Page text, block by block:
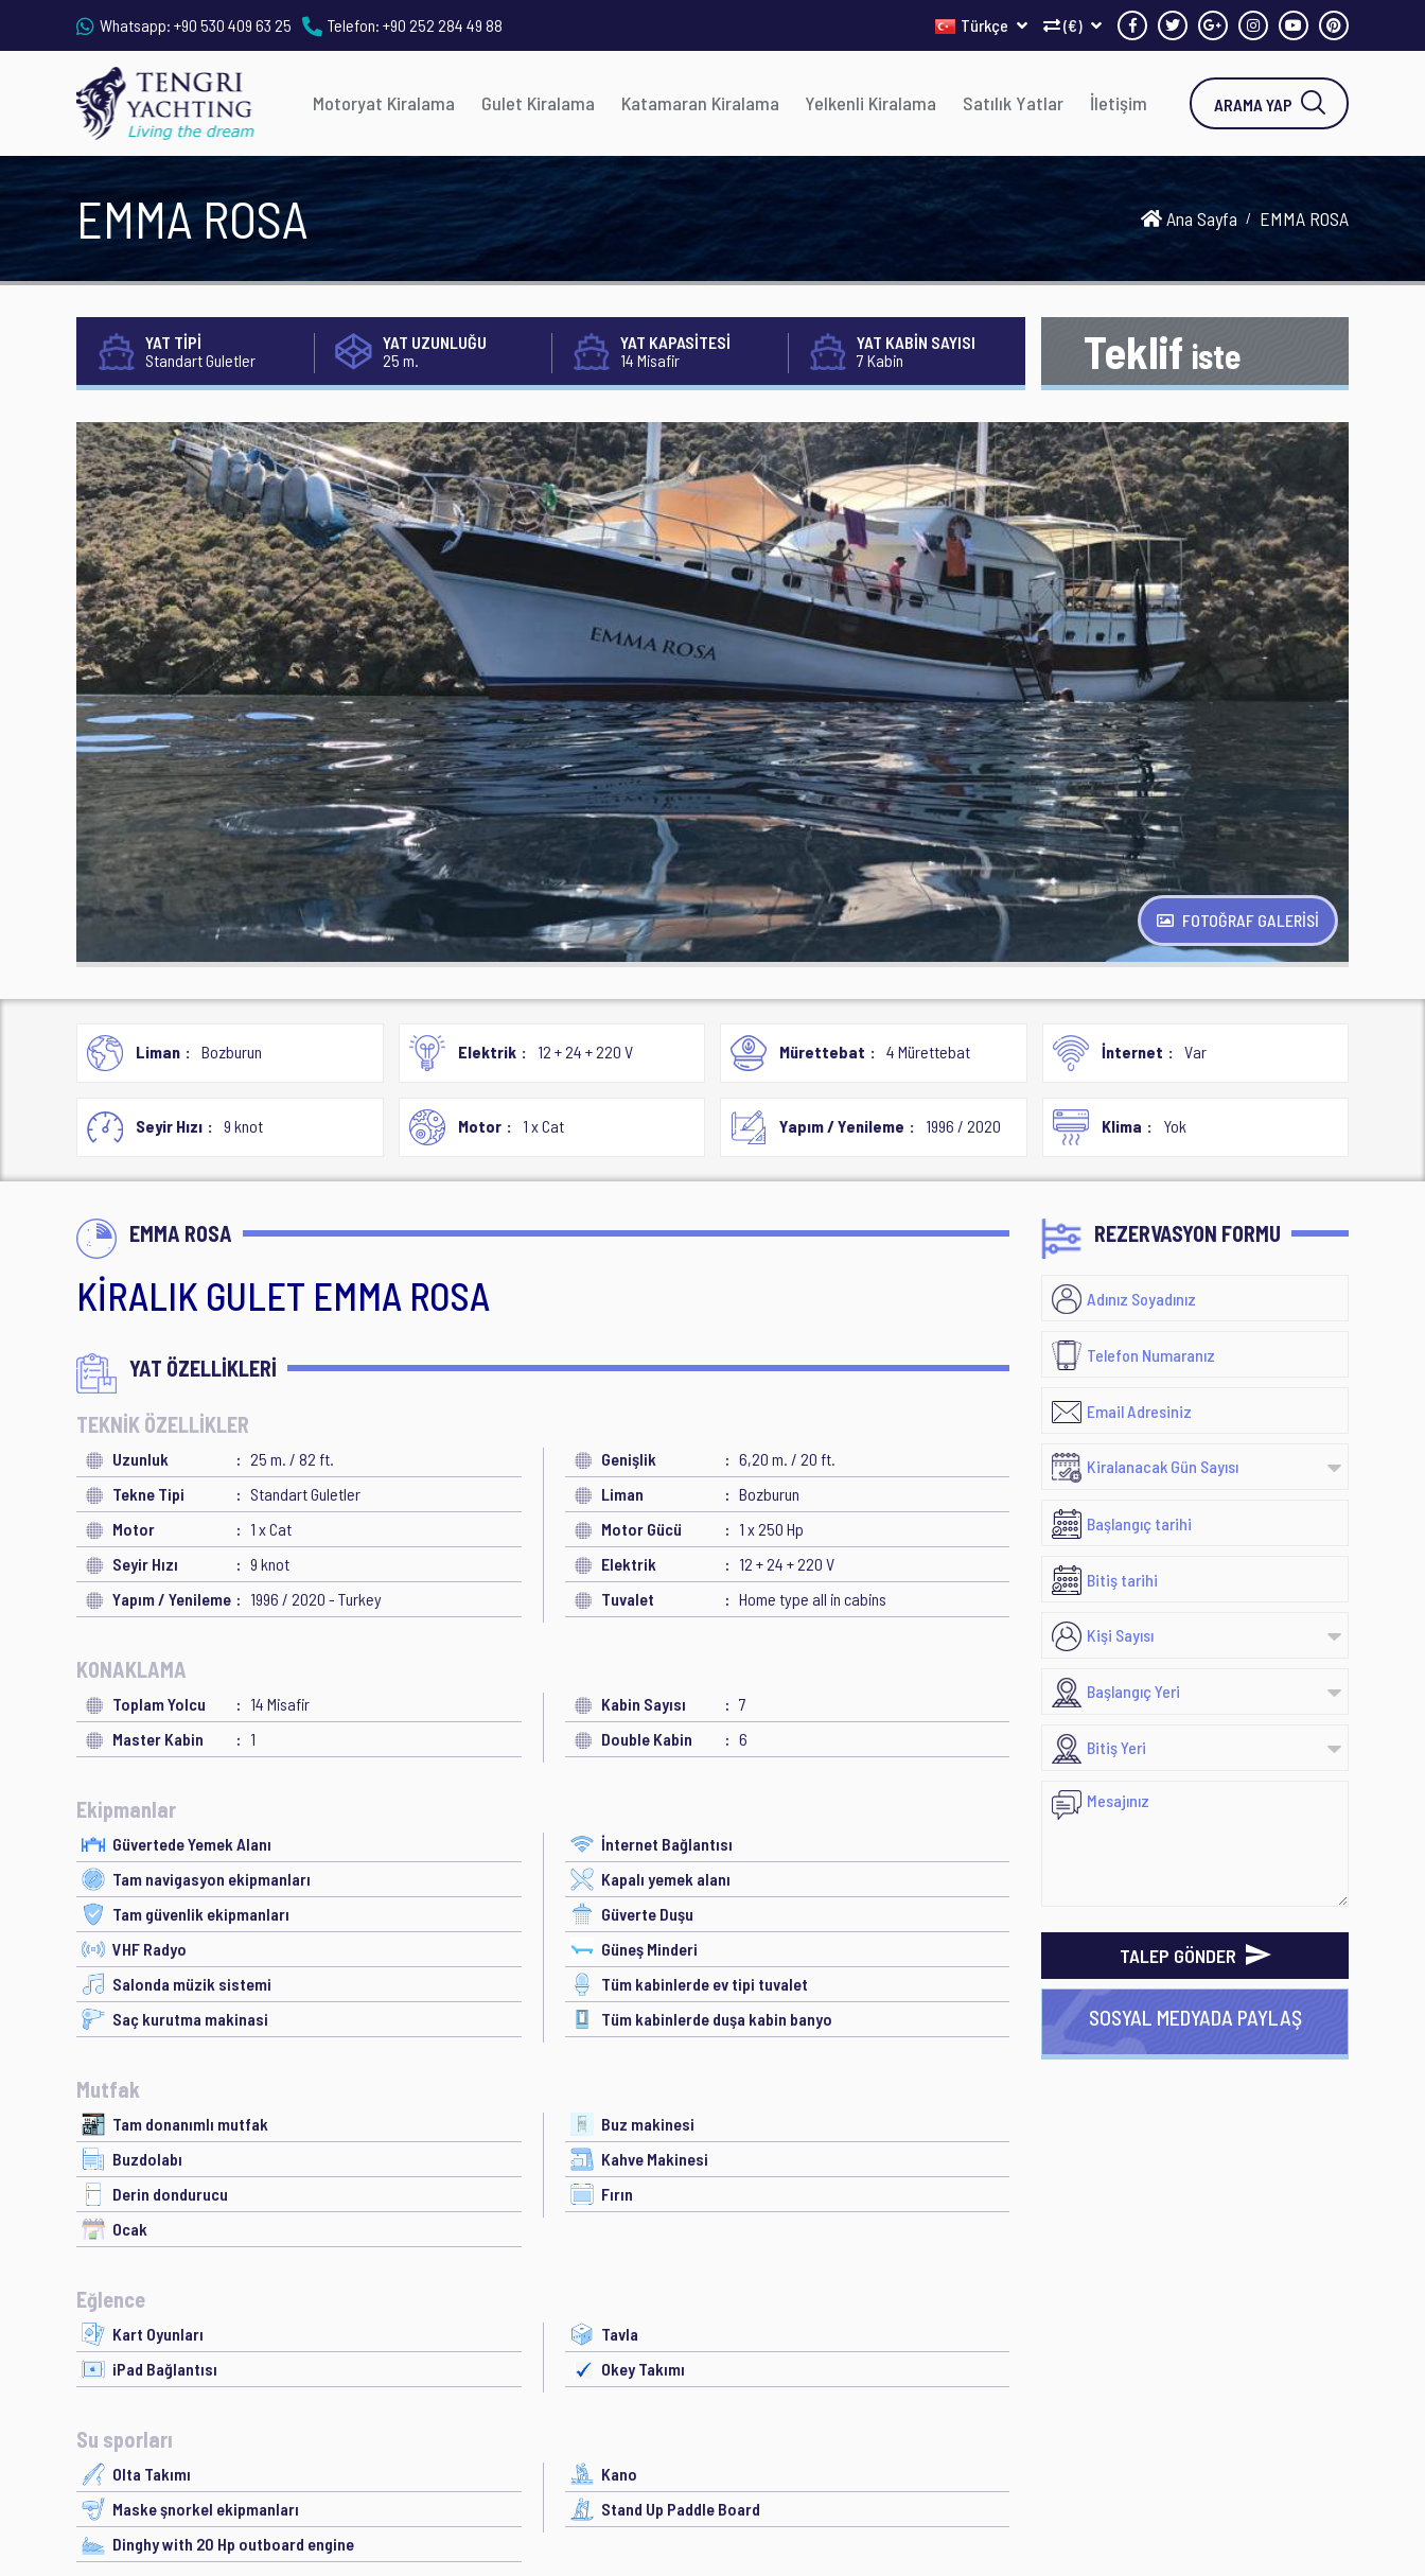
Whatsapp: +90 530 409 63 25 Telefon: +90 252 284 49 88 (€)
Türkçe
Motoryat Kiralama Gulet Kiralama Katamaran Kiralama Yelkenli Kiralama Satılık Yatlar İletişim ARAMA YAP
EMMA ROSA Ana Sayfa EMMA ROSA
YAT TİPİ
Standart Guletler
YAT UZUNLUĞU
25 m.
YAT KAPASİTESİ
14 Misafir
YAT KABİN SAYISI
7 Kabin
Teklif iste
FOTOĞRAF GALERİSİ
Liman Bozburun Elektrik 12 + 24 + 220 V Mürettebat 4 Mürettebat İnternet Var
Seyir Hızı 9 knot Motor 1 x Cat Yapım / Yenileme 1996 / 2020 Klima Yok
EMMA ROSA
KİRALIK GULET EMMA ROSA
YAT ÖZELLİKLERİ
TEKNİK ÖZELLİKLER
Uzunluk 25 m. / 82 ft. Genişlik
6,20 m. / 20 ft.
Tekne Tipi
Standart Guletler Liman
Bozburun
Motor
1 x Cat Motor Gücü
1 x 250 Hp
Seyir Hızı
9 knot Elektrik
12 + 24 + 220 V
Yapım / Yenileme
1996 / 2020 - Turkey Tuvalet Home type all in cabins
KONAKLAMA
Toplam Yolcu 14 Misafir Kabin Sayısı
7
Master Kabin
1 Double Kabin 6
Ekipmanlar
Güvertede Yemek Alanı
İnternet Bağlantısı
Tam navigasyon ekipmanları
Kapalı yemek alanı
Tam güvenlik ekipmanları
Güverte Duşu
VHF Radyo
Güneş Minderi
Salonda müzik sistemi
Tüm kabinlerde ev tipi tuvalet
Saç kurutma makinasi
Tüm kabinlerde duşa kabin banyo
Mutfak
Tam donanımlı mutfak
Buz makinesi
Buzdolabı
Kahve Makinesi
Derin dondurucu
Fırın
Ocak
Eğlence
Kart Oyunları
Tavla
iPad Bağlantısı
Okey Takımı
Su sporları
Olta Takımı
Kano
Maske şnorkel ekipmanları
Stand Up Paddle Board
Dinghy with 20 Hp outboard engine
REZERVASYON FORMU
TALEP GÖNDER
SOSYAL MEDYADA PAYLAŞ